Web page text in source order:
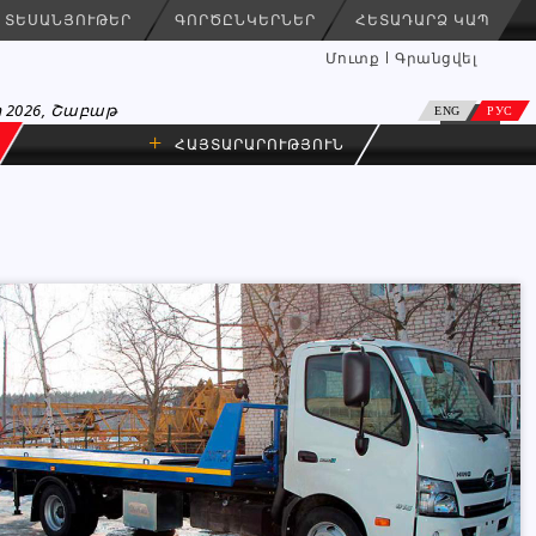
ՏԵՍԱՆՅՈՒԹԵՐ ԳՈՐԾԸՆԿԵՐՆԵՐ ՀԵՏԱԴԱՐՁ ԿԱՊ
Մուտք Գրանցվել
ENG РУС
2026, Շաբաթ
+ ՀԱՅՏԱՐԱՐՈՒԹՅՈՒՆ